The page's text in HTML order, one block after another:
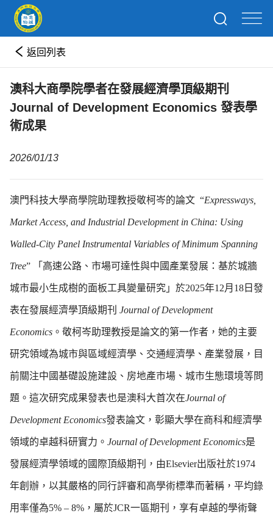
返回列表
澳科大商學院學者在發展經濟學頂級期刊
Journal of Development Economics 發表學
術成果
2026/01/13
澳門科技大學商學院助理教授敬柯岑的論文 “Expressways,
Market Access, and Industrial Development in China: Using
Walled-City Panel Instrumental Variables of Minimum Spanning
Tree” 「高速公路、市場可達性與中國產業發展：基於城牆
城市最小生成樹的面板工具變量研究」於2025年12月18日發
表在發展經濟學頂級期刊 Journal of Development
Economics 。敬柯岑助理教授是論文的第一作者，她的主要
研究領域為城市與區域經濟學、交通經濟學、產業發展，目
前關注中國基礎設施建設、房地產市場、城市生態環境等問
題。這次研究成果發表也是澳科大首次在Journal of
Development Economics發表論文，彰顯大學在商科和經濟學
領域的卓越科研實力。 Journal of Development Economics是
發展經濟學領域的國際頂級期刊，由Elsevier出版社於1974
年創辦，以其嚴格的同行評審和高學術標準而著稱，平均錄
用率僅為5% – 8%，屬於JCR一區期刊，享有卓越的學術聲